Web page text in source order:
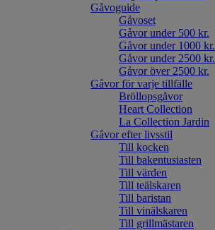
Gåvoguide
Gåvoset
Gåvor under 500 kr.
Gåvor under 1000 kr.
Gåvor under 2500 kr.
Gåvor över 2500 kr.
Gåvor för varje tillfälle
Bröllopsgåvor
Heart Collection
La Collection Jardin
Gåvor efter livsstil
Till kocken
Till bakentusiasten
Till värden
Till teälskaren
Till baristan
Till vinälskaren
Till grillmästaren